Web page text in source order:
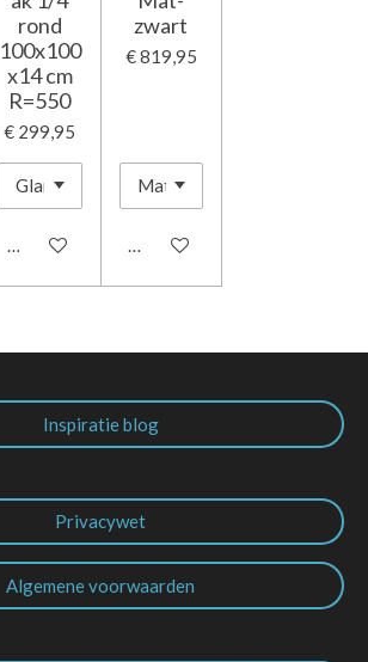
rond
100x100
x14 cm
R=550
€ 299,95
In winkelwagen
zwart
€ 819,95
In winkelwagen
Inspiratie blog
Privacywet
Algemene voorwaarden